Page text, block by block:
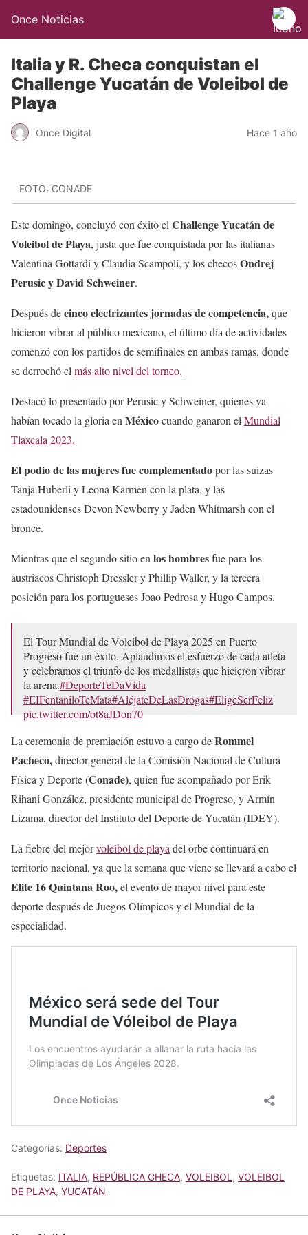
Once Noticias
Italia y R. Checa conquistan el
Challenge Yucatán de Voleibol de
Playa
Once Digital Hace 1 año
FOTO: CONADE
Este domingo, concluyó con éxito el Challenge Yucatán de
Voleibol de Playa, justa que fue conquistada por las italianas
Valentina Gottardi y Claudia Scampoli, y los checosOndrej
Perusic y David Schweiner.
Después decinco electrizantes jornadas de competencia,que
hicieron vibrar al público mexicano, el último día de actividades
comenzó con los partidos de semifinales en ambas ramas, donde
se derrochó el más alto nivel del torneo.
Destacó lo presentado por Perusic y Schweiner, quienes ya
habían tocado la gloria en Méxicocuando ganaron el Mundial
Tlaxcala 2023.
El podio de las mujeres fue complementadopor las suizas
Tanja Huberli y Leona Karmen con la plata, y las
estadounidenses Devon Newberry y Jaden Whitmarsh con el
bronce.
Mientras que el segundo sitio en los hombresfue para los
austriacos Christoph Dressler y Phillip Waller, y la tercera
posición para los portugueses Joao Pedrosa y Hugo Campos.
El Tour Mundial de Voleibol de Playa 2025 en Puerto
Progreso fue un éxito. Aplaudimos el esfuerzo de cada atleta
y celebramos el triunfo de los medallistas que hicieron vibrar
la arena.#DeporteTeDaVida
#EIFentaniloTeMata#AléjateDeLasDrogas#EligeSerFeliz
pic.twitter.com/ot8aJDon70
— CONADE (@conadeoficial) March 24, 2025
La ceremonia de premiación estuvo a cargo deRommel
Pacheco,director general de la Comisión Nacional de Cultura
Física y Deporte(Conade), quien fue acompañado por Erik
Rihani González, presidente municipal de Progreso, y Armín
Lizama, director del Instituto del Deporte de Yucatán (IDEY).
La fiebre del mejorvoleibol de playa del orbe continuará en
territorio nacional, ya que la semana que viene se llevará a cabo el
Elite 16 Quintana Roo,el evento de mayor nivel para este
deporte después de Juegos Olímpicos y el Mundial de la
especialidad.
Categorías: Deportes
Etiquetas: ITALIA, REPÚBLICA CHECA, VOLEIBOL , VOLEIBOL
DE PLAYA, YUCATÁN